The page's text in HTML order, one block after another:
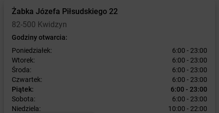
Żabka Józefa Piłsudskiego 22
82-500 Kwidzyn
Godziny otwarcia:
Poniedziałek:
6:00 - 23:00
Wtorek:
6:00 - 23:00
Środa:
6:00 - 23:00
Czwartek:
6:00 - 23:00
Piątek:
6:00 - 23:00
Sobota:
6:00 - 23:00
Niedziela:
10:00 - 22:00